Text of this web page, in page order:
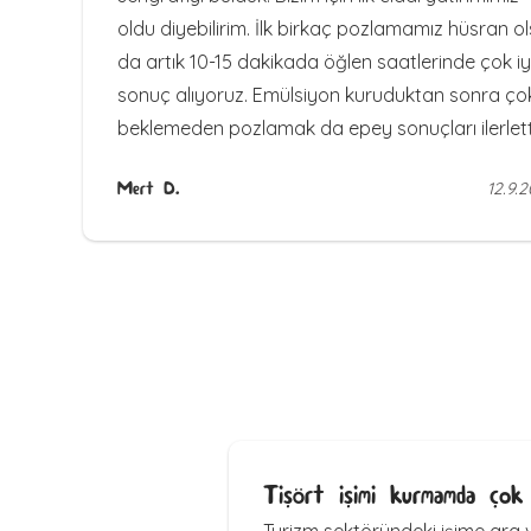
oldu diyebilirim. İlk birkaç pozlamamız hüsran
da artık 10-15 dakikada öğlen saatlerinde çok
sonuç alıyoruz. Emülsiyon kuruduktan sonra
beklemeden pozlamak da epey sonuçları
Mert D.
Tişört işimi kurmamda çok